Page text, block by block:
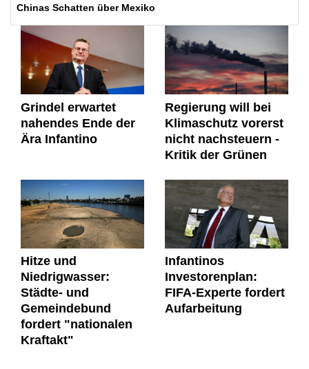
Chinas Schatten über Mexiko
Grindel erwartet
nahendes Ende der
Ära Infantino
Regierung will bei
Klimaschutz vorerst
nicht nachsteuern -
Kritik der Grünen
Hitze und
Niedrigwasser:
Städte- und
Gemeindebund
fordert "nationalen
Kraftakt"
Infantinos
Investorenplan:
FIFA-Experte fordert
Aufarbeitung